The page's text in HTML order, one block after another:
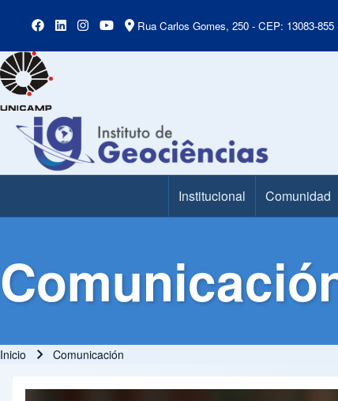
Rua Carlos Gomes, 250 - CEP: 13083-
Main Menu Institucional Comunidad
Ruta de navegación
Inicio Comunicación